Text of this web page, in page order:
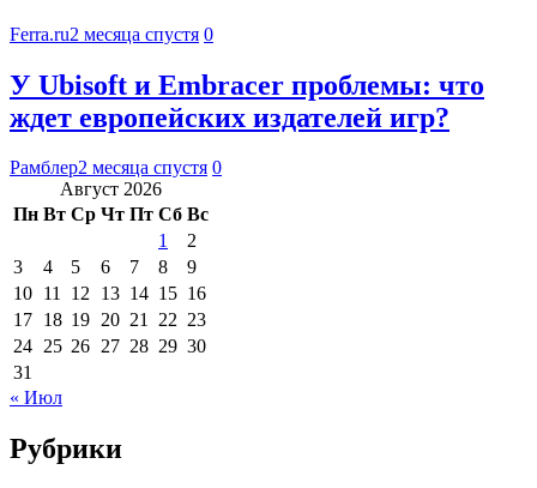
Ferra.ru2 месяца спустя 0
У Ubisoft и Embracer проблемы: что
ждет европейских издателей игр?
Рамблер2 месяца спустя 0
Август 2026
Пн Вт Ср Чт Пт Сб Вс
1
2
3
4 5 6 7 8
9
10 11 12 13 14 15 16
17 18 19 20 21 22 23
24 25 26 27 28 29 30
31
« Июл
Рубрики